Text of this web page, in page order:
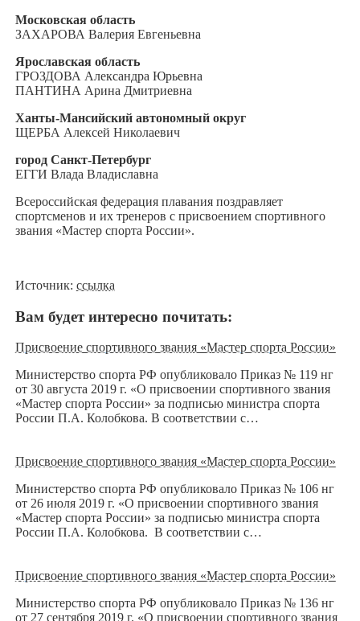
Московская область
ЗАХАРОВА Валерия Евгеньевна
Ярославская область
ГРОЗДОВА Александра Юрьевна
ПАНТИНА Арина Дмитриевна
Ханты-Мансийский автономный округ
ЩЕРБА Алексей Николаевич
город Санкт-Петербург
ЕГГИ Влада Владиславна
Всероссийская федерация плавания поздравляет
спортсменов и их тренеров с присвоением спортивного
звания «Мастер спорта России».
Источник: ссылка
Вам будет интересно почитать:
Присвоение спортивного звания «Мастер спорта России»
Министерство спорта РФ опубликовало Приказ № 119 нг
от 30 августа 2019 г. «О присвоении спортивного звания
«Мастер спорта России» за подписью министра спорта
России П.А. Колобкова. В соответствии с…
Присвоение спортивного звания «Мастер спорта России»
Министерство спорта РФ опубликовало Приказ № 106 нг
от 26 июля 2019 г. «О присвоении спортивного звания
«Мастер спорта России» за подписью министра спорта
России П.А. Колобкова. В соответствии с…
Присвоение спортивного звания «Мастер спорта России»
Министерство спорта РФ опубликовало Приказ № 136 нг
от 27 сентября 2019 г. «О присвоении спортивного звания